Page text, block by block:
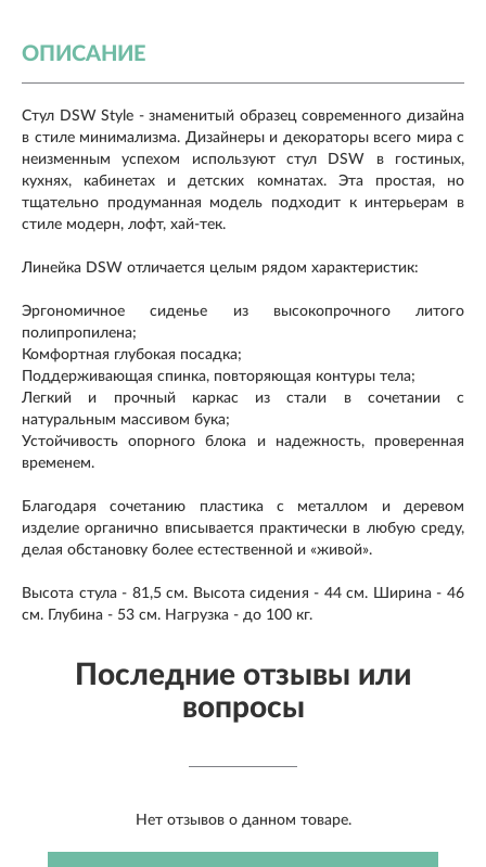
ОПИСАНИЕ
Стул DSW Style - знаменитый образец современного дизайна
в стиле минимализма. Дизайнеры и декораторы всего мира с
неизменным успехом используют стул DSW в гостиных,
кухнях, кабинетах и детских комнатах. Эта простая, но
тщательно продуманная модель подходит к интерьерам в
стиле модерн, лофт, хай-тек.
Линейка DSW отличается целым рядом характеристик:
Эргономичное сиденье из высокопрочного литого
полипропилена;
Комфортная глубокая посадка;
​Поддерживающая спинка, повторяющая контуры тела;
Легкий и прочный каркас из стали в сочетании с
натуральным массивом бука;
Устойчивость опорного блока и надежность, проверенная
временем.
Благодаря сочетанию пластика с металлом и деревом
изделие органично вписывается практически в любую среду,
делая обстановку более естественной и «живой».
Высота стула - 81,5 см. Высота сидения - 44 см. Ширина - 46
см. Глубина - 53 см. Нагрузка - до 100 кг.
Последние отзывы или
вопросы
Нет отзывов о данном товаре.